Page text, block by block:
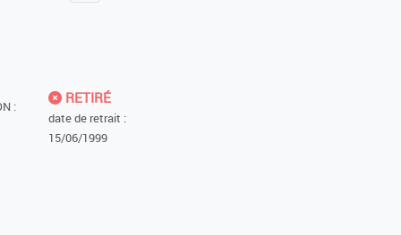
:
RETIRÉ
date de retrait :
15/06/1999